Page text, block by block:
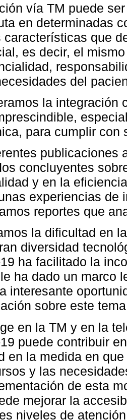
vía TM puede
en determinadas
características que
es decir, el
del
la integración
para cumplir con
publicaciones
concluyentes
y en la
experiencias de
reportes que
la dificultad en
diversidad
ha facilitado la
ha dado un marco
interesante
sobre este
en la TM y en la
puede contribuir
en la medida en
y las
de esta
mejorar la
niveles de